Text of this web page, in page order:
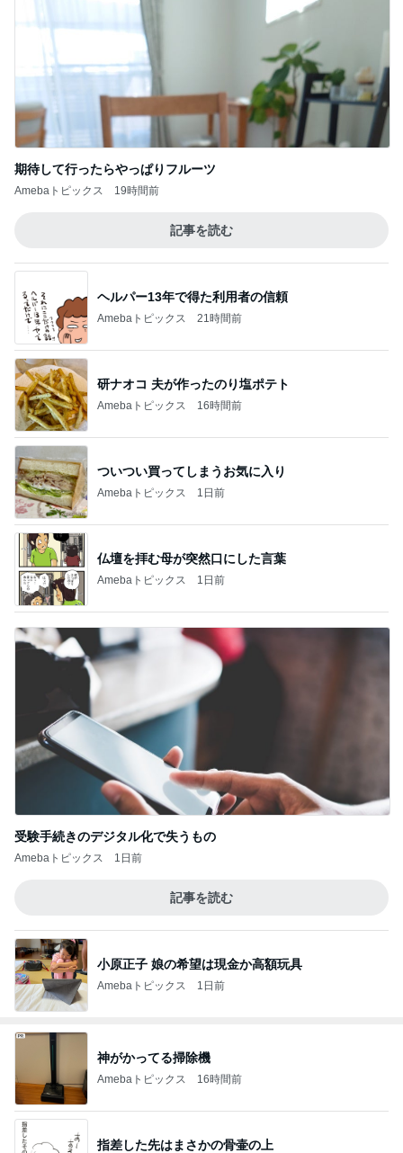
期待して行ったらやっぱりフルーツ
Amebaトピックス 19時間前
記事を読む
ヘルパー13年で得た利用者の信頼
Amebaトピックス 21時間前
研ナオコ 夫が作ったのり塩ポテト
Amebaトピックス 16時間前
ついつい買ってしまうお気に入り
Amebaトピックス 1日前
仏壇を拝む母が突然口にした言葉
Amebaトピックス 1日前
受験手続きのデジタル化で失うもの
Amebaトピックス 1日前
記事を読む
小原正子 娘の希望は現金か高額玩具
Amebaトピックス 1日前
神がかってる掃除機
Amebaトピックス 16時間前
指差した先はまさかの骨壷の上